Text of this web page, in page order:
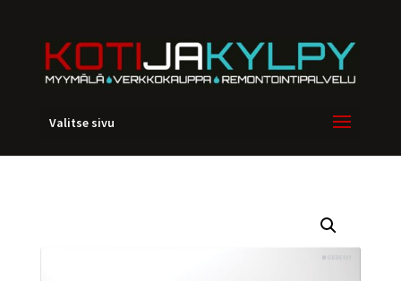
Valitse sivu